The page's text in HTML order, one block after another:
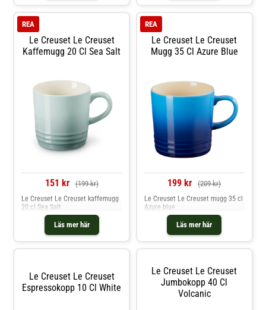
Le Creuset Le Creuset
Kaffemugg 20 Cl Sea Salt
REA
151 kr (199 kr)
Läs mer här
Le Creuset Le Creuset kaffemugg
20 cl Sea Salt
Le Creuset Le Creuset
Mugg 35 Cl Azure Blue
REA
199 kr (209 kr)
Läs mer här
Le Creuset Le Creuset mugg 35 cl
Azure blue
Le Creuset Le Creuset
Espressokopp 10 Cl White
Le Creuset Le Creuset
Jumbokopp 40 Cl
Volcanic